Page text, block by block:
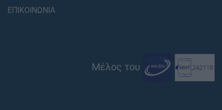
ΕΠΙΚΟΙΝΩΝΙΑ
Μέλος του